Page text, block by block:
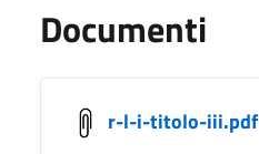
Documenti
r-l-i-titolo-iii.pdf